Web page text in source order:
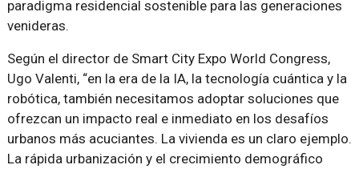
paradigma residencial sostenible para las generaciones
venideras.
Según el director de Smart City Expo World Congress,
Ugo Valenti, “en la era de la IA, la tecnología cuántica y la
robótica, también necesitamos adoptar soluciones que
ofrezcan un impacto real e inmediato en los desafíos
urbanos más acuciantes. La vivienda es un claro ejemplo.
La rápida urbanización y el crecimiento demográfico